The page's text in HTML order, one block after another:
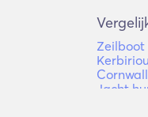
Zeilboot
Cornwall
Jacht